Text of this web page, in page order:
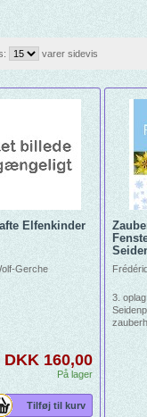
varer sidevis
Elfenkinder
Gerche
DKK 160,00
På lager
Tilføj til kurv
3.